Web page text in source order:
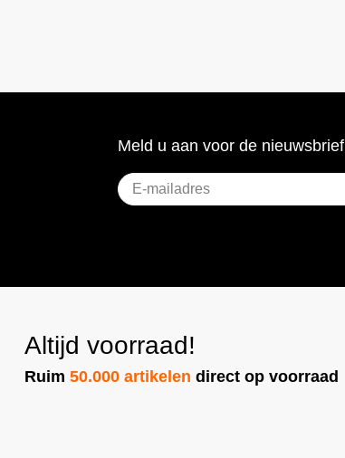
Meld u aan voor de nieuwsbrief
E-
mailadres(Vereist)
Altijd voorraad!
Ruim50.000 artikelen direct op voorraad